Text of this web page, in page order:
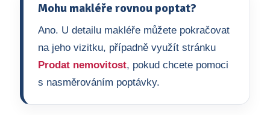
Mohu makléře rovnou poptat?
Ano. U detailu makléře můžete pokračovat
na jeho vizitku, případně využít stránku
Prodat nemovitost, pokud chcete pomoci
s nasměrováním poptávky.